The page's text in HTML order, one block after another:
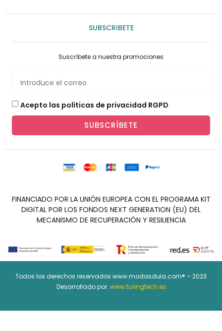
SUBSCRIBETE
Suscríbete a nuestra promociones
Acepto las políticas de privacidad RGPD
SUBSCRÍBETE
FINANCIADO POR LA UNIÓN EUROPEA CON EL PROGRAMA KIT
DIGITAL POR LOS FONDOS NEXT GENERATION (EU) DEL
MECANISMO DE RECUPERACIÓN Y RESILIENCIA
Todos los derechos reservados www.modasdula.com® – 2023
Desarrollado por: www.turingtech.es